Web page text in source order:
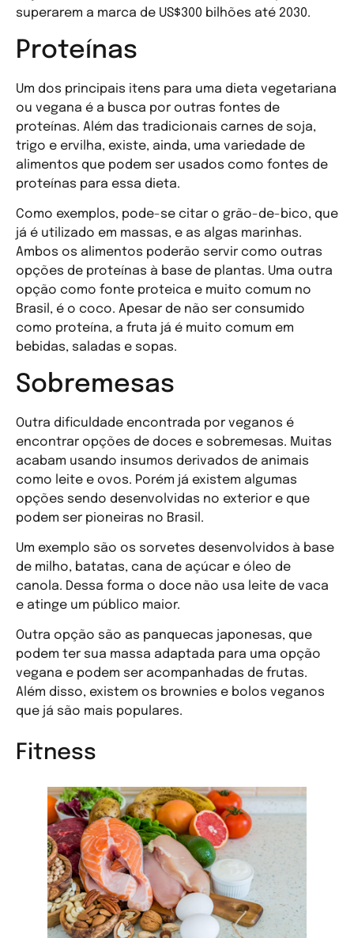
superarem a marca de US$300 bilhões até 2030.
Proteínas
Um dos principais itens para uma dieta vegetariana
ou vegana é a busca por outras fontes de
proteínas. Além das tradicionais carnes de soja,
trigo e ervilha, existe, ainda, uma variedade de
alimentos que podem ser usados como fontes de
proteínas para essa dieta.
Como exemplos, pode-se citar o grão-de-bico, que
já é utilizado em massas, e as algas marinhas.
Ambos os alimentos poderão servir como outras
opções de proteínas à base de plantas. Uma outra
opção como fonte proteica e muito comum no
Brasil, é o coco. Apesar de não ser consumido
como proteína, a fruta já é muito comum em
bebidas, saladas e sopas.
Sobremesas
Outra dificuldade encontrada por veganos é
encontrar opções de doces e sobremesas. Muitas
acabam usando insumos derivados de animais
como leite e ovos. Porém já existem algumas
opções sendo desenvolvidas no exterior e que
podem ser pioneiras no Brasil.
Um exemplo são os sorvetes desenvolvidos à base
de milho, batatas, cana de açúcar e óleo de
canola. Dessa forma o doce não usa leite de vaca
e atinge um público maior.
Outra opção são as panquecas japonesas, que
podem ter sua massa adaptada para uma opção
vegana e podem ser acompanhadas de frutas.
Além disso, existem os brownies e bolos veganos
que já são mais populares.
Fitness